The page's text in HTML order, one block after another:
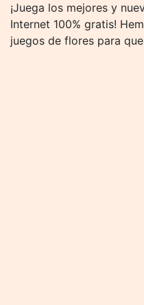
¡Juega los mejores y
Internet 100% gratis!
juegos de flores para